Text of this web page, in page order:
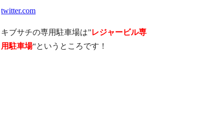
twitter.com
キブサチの専用駐車場は”レジャービル専
用駐車場“というところです！